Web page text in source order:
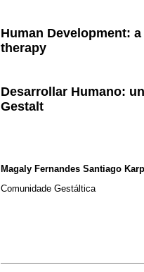
Human Development:
therapy
Desarrollar Humano:
Gestalt
Magaly Fernandes Santiago
Comunidade Gestáltica